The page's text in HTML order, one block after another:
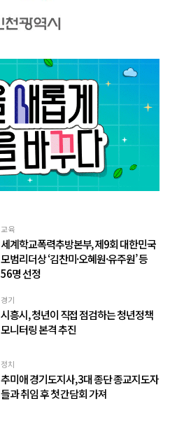
교육
세계학교폭력추방본부, 제9회 대한민국
모범리더상 ‘김찬미·오혜원·유주원’ 등
56명 선정
경기
시흥시, 청년이 직접 점검하는 청년정책
모니터링 본격 추진
정치
추미애 경기도지사, 3대 종단 종교지도자
들과 취임 후 첫 간담회 가져